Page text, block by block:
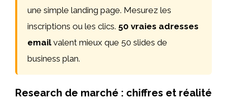
une simple landing page. Mesurez les
inscriptions ou les clics. 50 vraies adresses
emailvalent mieux que 50 slides de
business plan.
Research de marché : chiffres et réalité